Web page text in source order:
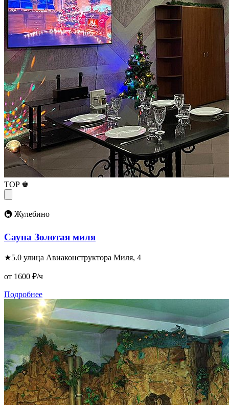
TOP ♚
🚇 Жулебино
Сауна Золотая миля
★5.0 улица Авиаконструктора Миля, 4
от 1600 ₽/ч
Подробнее